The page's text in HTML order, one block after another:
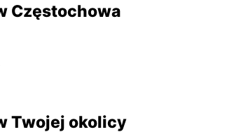
Częstochowa
Twojej okolicy